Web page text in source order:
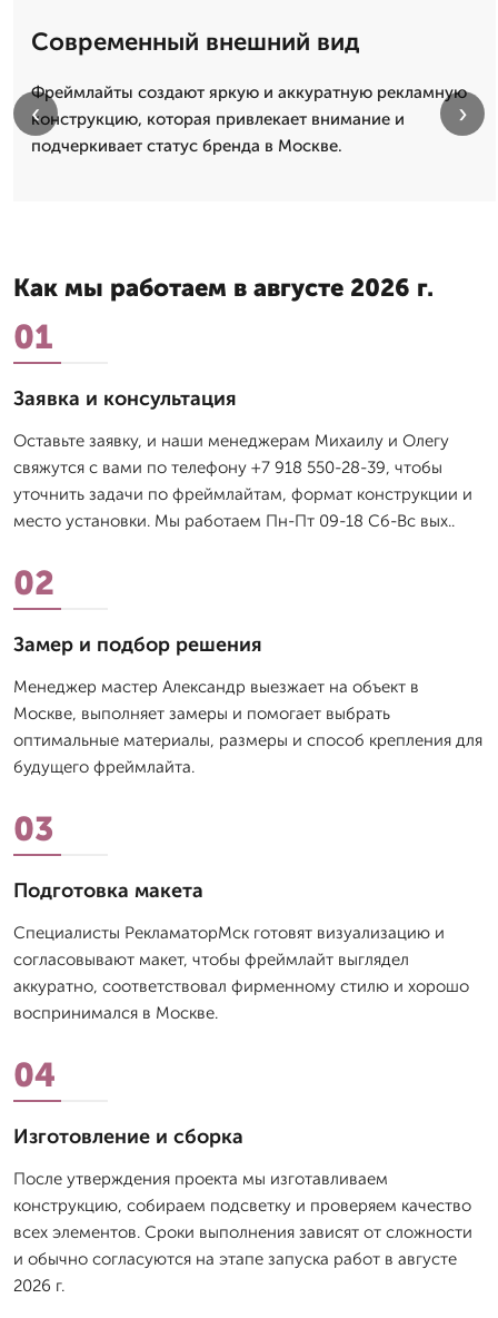
Современный внешний вид
Фреймлайты создают яркую и аккуратную рекламную
конструкцию, которая привлекает внимание и
подчеркивает статус бренда в Москве.
‹ ›
Как мы работаем в августе 2026 г.
01
Заявка и консультация
Оставьте заявку, и наши менеджерам Михаилу и Олегу
свяжутся с вами по телефону +7 918 550-28-39, чтобы
уточнить задачи по фреймлайтам, формат конструкции и
место установки. Мы работаем Пн-Пт 09-18 Сб-Вс вых..
02
Замер и подбор решения
Менеджер мастер Александр выезжает на объект в
Москве, выполняет замеры и помогает выбрать
оптимальные материалы, размеры и способ крепления для
будущего фреймлайта.
03
Подготовка макета
Специалисты РекламаторМск готовят визуализацию и
согласовывают макет, чтобы фреймлайт выглядел
аккуратно, соответствовал фирменному стилю и хорошо
воспринимался в Москве.
04
Изготовление и сборка
После утверждения проекта мы изготавливаем
конструкцию, собираем подсветку и проверяем качество
всех элементов. Сроки выполнения зависят от сложности
и обычно согласуются на этапе запуска работ в августе
2026 г.